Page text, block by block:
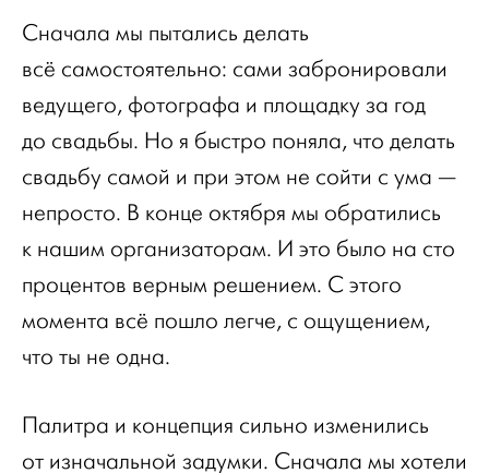
Сначала мы пытались делать
всё самостоятельно: сами забронировали
ведущего, фотографа и площадку за год
до свадьбы. Но я быстро поняла, что делать
свадьбу самой и при этом не сойти с ума —
непросто. В конце октября мы обратились
к нашим организаторам. И это было на сто
процентов верным решением. С этого
момента всё пошло легче, с ощущением,
что ты не одна.
Палитра и концепция сильно изменились
от изначальной задумки. Сначала мы хотели